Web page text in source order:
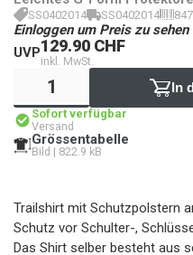
SS0402014 SS0402014
Einloggen um Preis zu sehen
UVP129.90 CHF
inkl. MwSt.
In
Sofort verfügbar
Versand
Grössentabelle
Bild | 822.9 kB
Trailshirt mit Schutzpolstern
Schutz vor Schulter-,
Das Shirt selber besteht aus